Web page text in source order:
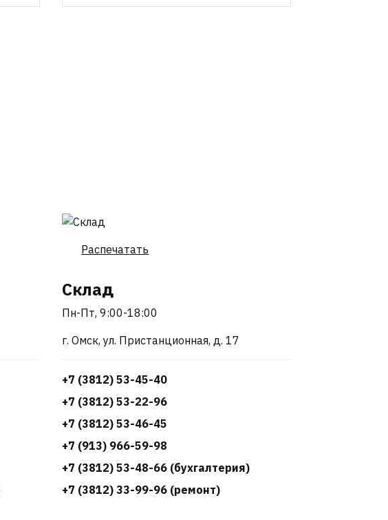
Распечатать
Склад
Пн-Пт, 9:00-18:00
г. Омск, ул. Пристанционная, д. 17
+7 (3812) 53-45-40
+7 (3812) 53-22-96
+7 (3812) 53-46-45
+7 (913) 966-59-98
+7 (3812) 53-48-66 (бухгалтерия)
+7 (3812) 33-99-96 (ремонт)